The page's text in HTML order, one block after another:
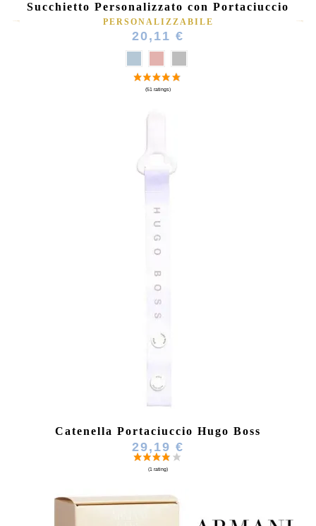
Succhietto Personalizzato con Portaciuccio
PERSONALIZZABILE
20,11 €
Catenella Portaciuccio Hugo Boss
29,19 €